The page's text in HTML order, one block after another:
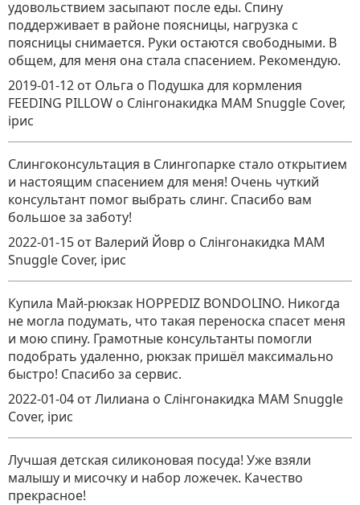
удовольствием засыпают после еды. Спину
поддерживает в районе поясницы, нагрузка с
поясницы снимается. Руки остаются свободными. В
общем, для меня она стала спасением. Рекомендую.
2019-01-12 от Ольга о Подушка для кормления
FEEDING PILLOW о Слінгонакидка MАM Snuggle Cover,
ірис
Слингоконсультация в Слингопарке стало открытием
и настоящим спасением для меня! Очень чуткий
консультант помог выбрать слинг. Спасибо вам
большое за заботу!
2022-01-15 от Валерий Йовр о Слінгонакидка MАM
Snuggle Cover, ірис
Купила Май-рюкзак HOPPEDIZ BONDOLINO. Никогда
не могла подумать, что такая переноска спасет меня
и мою спину. Грамотные консультанты помогли
подобрать удаленно, рюкзак пришёл максимально
быстро! Спасибо за сервис.
2022-01-04 от Лилиана о Слінгонакидка MАM Snuggle
Cover, ірис
Лучшая детская силиконовая посуда! Уже взяли
малышу и мисочку и набор ложечек. Качество
прекрасное!